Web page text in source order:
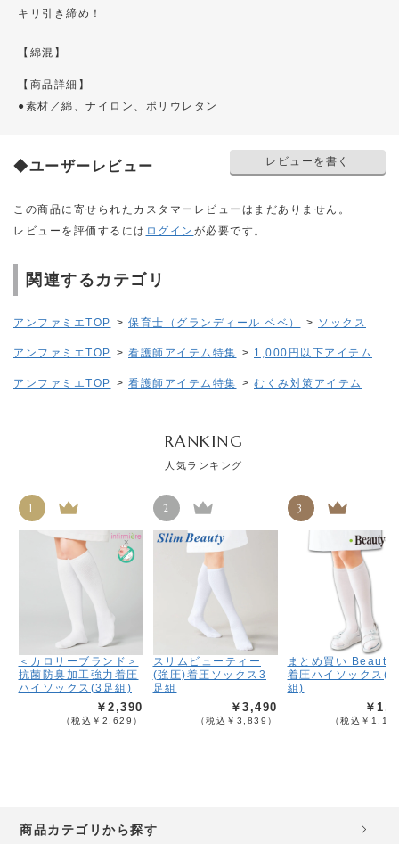
キリ引き締め！
【綿混】
【商品詳細】
●素材／綿、ナイロン、ポリウレタン
◆ユーザーレビュー レビューを書く
この商品に寄せられたカスタマーレビューはまだありません。
レビューを評価するには ログイン が必要です。
関連するカテゴリ
アンファミエTOP > 保育士（グランディール ベベ） > ソックス
アンファミエTOP > 看護師アイテム特集 > 1,000円以下アイテム
アンファミエTOP > 看護師アイテム特集 > むくみ対策アイテム
RANKING
人気ランキング
1
＜カロリーブランド＞
抗菌防臭加工強力着圧
ハイソックス(3足組)
￥2,390
（税込￥2,629）
2
スリムビューティー
(強圧)着圧ソックス3
足組
￥3,490
（税込￥3,839）
3
まとめ買い
着圧ハイソックス(3
組)
￥
（税込￥
商品カテゴリから探す